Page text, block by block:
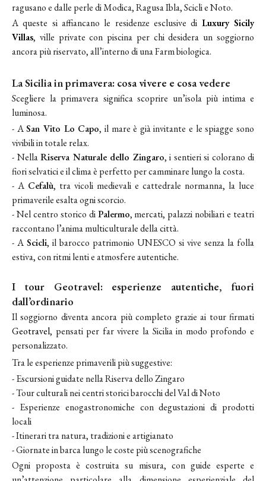
ragusano e dalle perle di Modica, Ragusa Ibla, Scicli e Noto.
A queste si affiancano le residenze esclusive di Luxury Sicily
Villas, ville private con piscina per chi desidera un soggiorno
ancora più riservato, all’interno di una Farm biologica.
La Sicilia in primavera: cosa vivere e cosa vedere
Scegliere la primavera significa scoprire un’isola più intima e
luminosa.
- ASan Vito Lo Capo, il mare è già invitante e le spiagge sono
vivibili in totale relax.
- NellaRiserva Naturale dello Zingaro, i sentieri si colorano di
fiori selvatici e il clima è perfetto per camminare lungo la costa.
- A Cefalù, tra vicoli medievali e cattedrale normanna, la luce
primaverile esalta ogni scorcio.
- Nel centro storico diPalermo, mercati, palazzi nobiliari e teatri
raccontano l’anima multiculturale della città.
- A Scicli, il barocco patrimonio UNESCO si vive senza la folla
estiva, con ritmi lenti e atmosfere autentiche.
I tour Geotravel: esperienze autentiche, fuori
dall’ordinario
Il soggiorno diventa ancora più completo grazie ai tour firmati
Geotravel, pensati per far vivere la Sicilia in modo profondo e
personalizzato.
Tra le esperienze primaverili più suggestive:
- Escursioni guidate nella Riserva dello Zingaro
- Tour culturali nei centri storici barocchi del Val di Noto
- Esperienze enogastronomiche con degustazioni di prodotti
locali
- Itinerari tra natura, tradizioni e artigianato
- Giornate in barca lungo le coste più scenografiche
Ogni proposta è costruita su misura, con guide esperte e